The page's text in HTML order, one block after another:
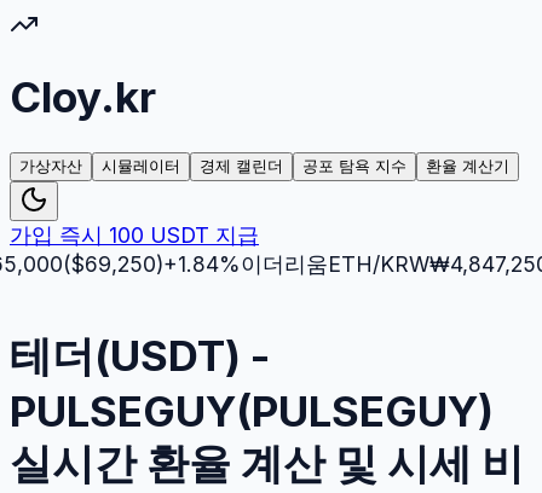
Cloy.kr
가상자산 시뮬레이터 경제 캘린더 공포 탐욕 지수 환율 계산기
가입 즉시 100 USDT 지급
($69,250)+1.84%이더리움ETH/KRW₩4,847,250($
테더(USDT) -
PULSEGUY(PULSEGUY)
실시간 환율 계산 및 시세 비